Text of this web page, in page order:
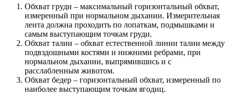
Обхват груди – максимальный горизонтальный обхват,
измеренный при нормальном дыхании. Измерительная
лента должна проходить по лопаткам, подмышками и
самым выступающим точкам груди.
Обхват талии – обхват естественной линии талии между
подвздошными костями и нижними ребрами, при
нормальном дыхании, выпрямившись и с
расслабленным животом.
Обхват бедер – горизонтальный обхват, измеренный по
наиболее выступающим точкам ягодиц.